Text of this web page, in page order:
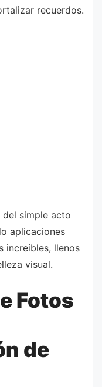
recuerdos.
del simple acto
aplicaciones
increíbles, llenos
visual.
Fotos
de